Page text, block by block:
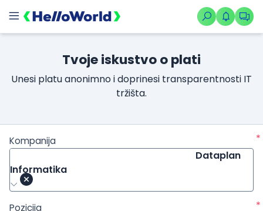
Tvoje iskustvo o plati
Unesi platu anonimno i doprinesi transparentnosti IT
tržišta.
Kompanija
*
Dataplan
Informatika
Pozicija
*